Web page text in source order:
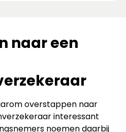
naar een
overstappen naar
interessant
noemen daarbij